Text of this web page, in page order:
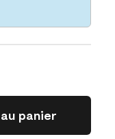
panier